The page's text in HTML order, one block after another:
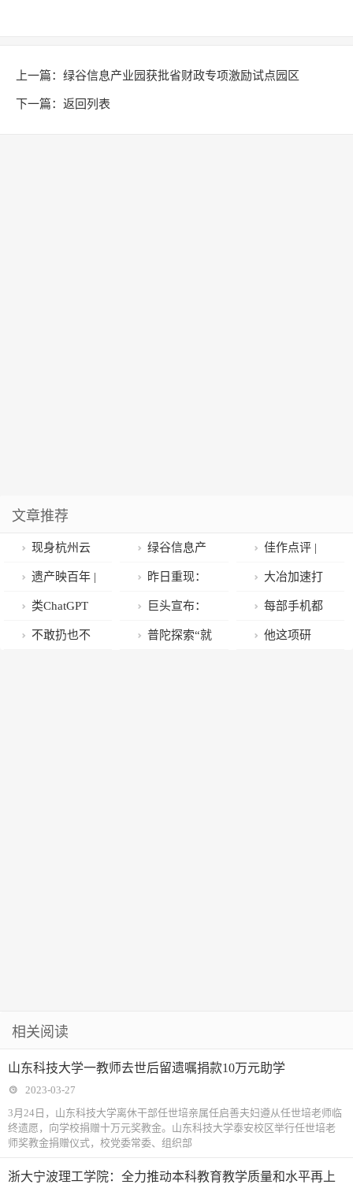
上一篇： 绿谷信息产业园获批省财政专项激励试点园区
下一篇： 返回列表
文章推荐
现身杭州云
谷学校，马云
谈ChatGPT：
要用人工智能
绿谷信息产
业园获批省财
政专项激励试
点园区
佳作点评 |
巧用线条，增
强表现
遗产映百年 |
“中国·张家界”
世界遗产影像
昨日重现：
算法改变了我
们的怀旧
大冶加速打
造鄂东科创新
高地步伐
类ChatGPT
应用年度人工
巨头宣布：
他去世了……
每部手机都
独一无二 一加
不敢扔也不 普陀探索“就 他这项研
相关阅读
山东科技大学一教师去世后留遗嘱捐款10万元助学
2023-03-27
3月24日，山东科技大学离休干部任世培亲属任启善夫妇遵从任世培老师临
终遗愿，向学校捐赠十万元奖教金。山东科技大学泰安校区举行任世培老
师奖教金捐赠仪式，校党委常委、组织部
浙大宁波理工学院：全力推动本科教育教学质量和水平再上